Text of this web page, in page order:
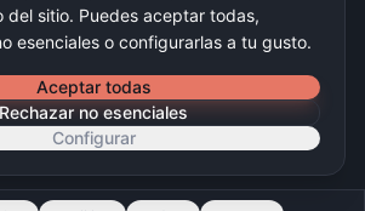
directamente. Redirigimos a plataformas oficiales de
© 2026 Festify Indie · Beta
del sitio. Puedes aceptar todas,
esenciales o configurarlas a tu gusto.
Aceptar todas
Rechazar no esenciales
Configurar